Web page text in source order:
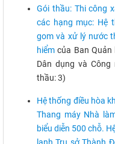
Gói thầu: Thi công
các hạng mục: Hệ
gom và xử lý nước
hiểm của Ban
Dân dụng và Công
thầu: 3)
Hệ thống điều hòa
Thang máy Nhà
biểu diễn 500 chỗ.